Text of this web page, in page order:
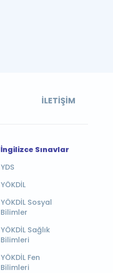
İLETIŞIM
İngilizce Sınavlar
YDS
YÖKDİL
YÖKDİL Sosyal
Bilimler
YÖKDİL Sağlık
Bilimleri
YÖKDİL Fen
Bilimleri